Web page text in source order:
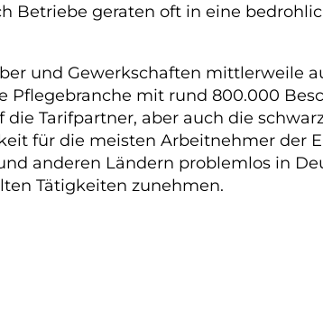
Betriebe geraten oft in eine
und Gewerkschaften mittlerweile
mit rund 800.000
Tarifpartner, aber auch die
für die meisten Arbeitnehmer
anderen Ländern problemlos in
Tätigkeiten zunehmen.